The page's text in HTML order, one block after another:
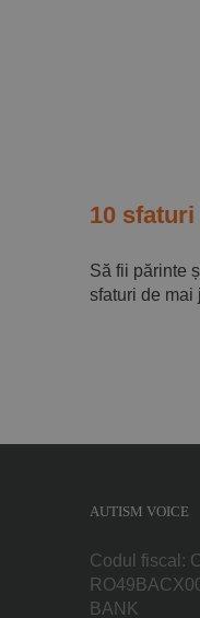
10
Să fii părinte
sfaturi de mai
AUTISM VOICE
Codul fiscal:
BANK